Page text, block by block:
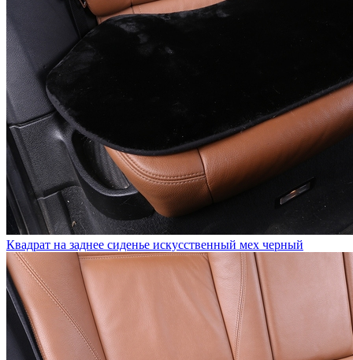
Квадрат на заднее сиденье искусственный мех черный